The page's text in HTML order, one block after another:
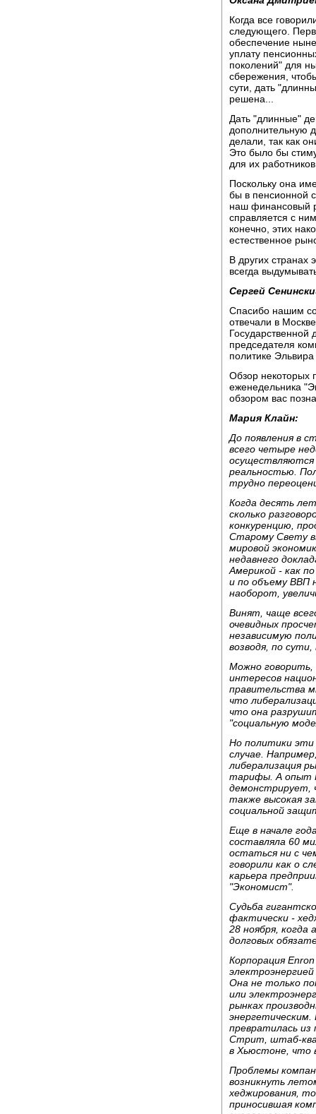
Когда все
следующего.
обеспечение
уплату
поколений" для
сбережения,
сути, дать
решена...
Дать "длинные"
дополнительную
делали, так как
Это было бы
для их
Поскольку она
бы в пенсионной
наш финансовый
справляется с
конечно, этих
естественное
В других
всегда
Сергей
Спасибо нашим
отвечали в
Государственной
председателя
политике
Обзор некоторых
еженедельника
обзором вас
Мария Клайн:
До появления в
всего четыре
реальностью.
трудно
Когда десять
сколько
конкуренцию,
Старому Свету
мировой
недавнего
Америкой - как
и по объему ВВП
наоборот,
Винят, чаще
очевидных
независимую
возводя, по
Можно
интересов
правительства
что
что она
"социальную
Но политики эти
случае.
либерализация
тарифы. А опыт
демонстрирует,
также высокая
социальной
Еще в начале
составляла 60
остаться ни с
говорили как о
карьера
"Экономист".
Судьба
фактически -
28 ноября, когда
долговых
Корпорация
Она не только
или
рынках
превратилась
Стрит, штаб-
в Хьюстоне, что
Проблемы
возникнуть
хеджирования,
приносившая